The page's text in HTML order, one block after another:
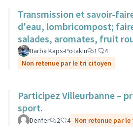
Transmission et savoir-
d'eau, lombricompost;
salades, aromates, fruit
surfaces sur des toits.
Barba Kaps-Potakin 1
4
Non retenue par le tri citoyen
Participez Villeurbanne –
sport.
Denfer 2 4 Non retenue par